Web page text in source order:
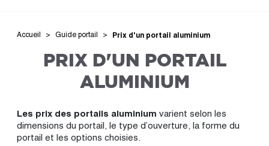
Accueil Guide portail Prix d'un portail aluminium
PRIX D'UN PORTAIL
ALUMINIUM
Les prix des portails aluminium varient selon les
dimensions du portail, le type d’ouverture, la forme du
portail et les options choisies.